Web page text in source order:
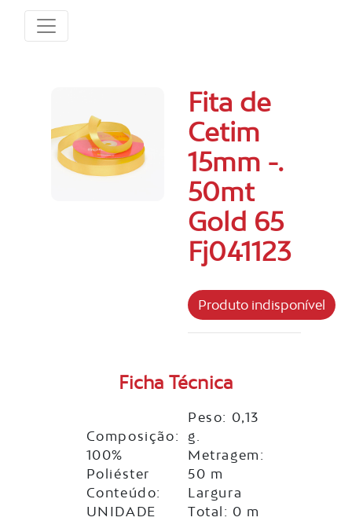
Fita de
Cetim
15mm -.
50mt
Gold 65
Fj041123
Ficha Técnica
Composição:
100%
Poliéster
Conteúdo:
UNIDADE
Peso: 0,13
g.
Metragem:
50 m
Largura
Total: 0 m